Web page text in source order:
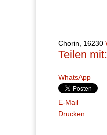
Chorin, 16230
Teilen mit:
WhatsApp
E-Mail
Drucken